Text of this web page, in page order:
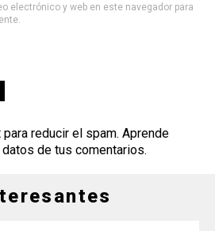
electrónico y web en este navegador para
reducir el spam. Aprende
de tus comentarios.